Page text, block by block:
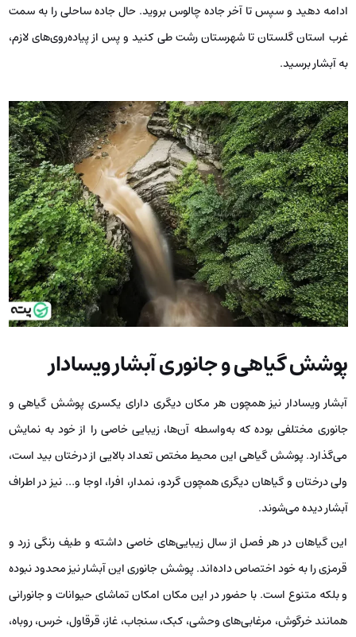
ادامه دهید و سپس تا آخر جاده چالوس بروید. حال جاده ساحلی را به سمت
غرب استان گلستان تا شهرستان رشت طی کنید و پس از پیاده‌روی‌های لازم،
به آبشار برسید.
پوشش گیاهی و جانوری آبشار ویسادار
آبشار ویسادار نیز همچون هر مکان دیگری دارای یکسری پوشش گیاهی و
جانوری مختلفی بوده که به‌واسطه آن‌ها، زیبایی خاصی را از خود به نمایش
می‌گذارد. پوشش گیاهی این محیط مختص تعداد بالایی از درختان بید است،
ولی درختان و گیاهان دیگری همچون گردو، نمدار، افرا، اوجا و… نیز در اطراف
آبشار دیده می‌شوند.
این گیاهان در هر فصل از سال زیبایی‌های خاصی داشته و طیف رنگی زرد و
قرمزی را به خود اختصاص داده‌اند. پوشش جانوری این آبشار نیز محدود نبوده
و بلکه متنوع است. با حضور در این مکان امکان تماشای حیوانات و جانورانی
همانند خرگوش، مرغابی‌های وحشی، کبک، سنجاب، غاز، قرقاول، خرس، روباه،